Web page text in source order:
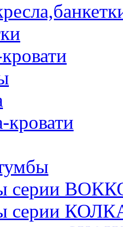
кровати
серии
серии